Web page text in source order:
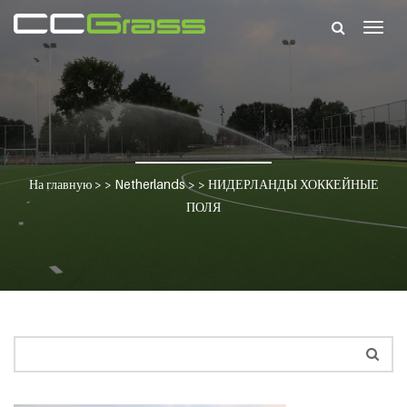
На главную> > Netherlands> > НИДЕРЛАНДЫ ХОККЕЙНЫЕ
ПОЛЯ